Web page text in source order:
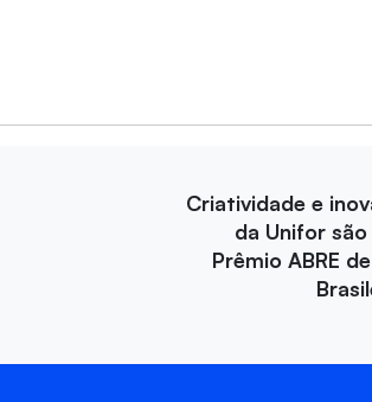
Criatividade e
da Unifor
Prêmio ABRE